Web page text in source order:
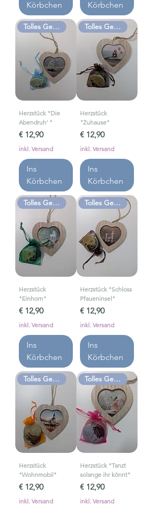
Körbchen
Körbchen
Tolles Geschenk
Herzstück "Die
Abendruh' "
Preis
€ 12,90
inkl. Versand
Ins
Körbchen
Tolles Geschenk
Herzstück
"Zuhause"
Preis
€ 12,90
inkl. Versand
Ins
Körbchen
Tolles Geschenk
Herzstück
"Einhorn"
Preis
€ 12,90
inkl. Versand
Ins
Körbchen
Tolles Geschenk
Herzstück "Schloss
Pfaueninsel"
Preis
€ 12,90
inkl. Versand
Ins
Körbchen
Tolles Geschenk
Herzstück
"Wohnmobil"
Preis
€ 12,90
inkl. Versand
Tolles Geschenk
Herzstück "Tanzt
solange ihr könnt"
Preis
€ 12,90
inkl. Versand